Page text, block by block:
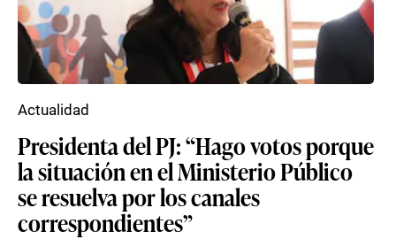
Presidenta del PJ: “Hago votos porque
la situación en el Ministerio Público
se resuelva por los canales
correspondientes”
Actualidad